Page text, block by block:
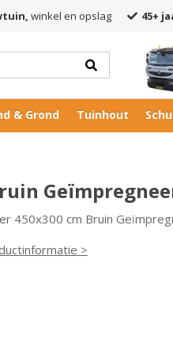
winkel en opslag 45+
& Grond Tuinhout
450x300 cm Bruin
>